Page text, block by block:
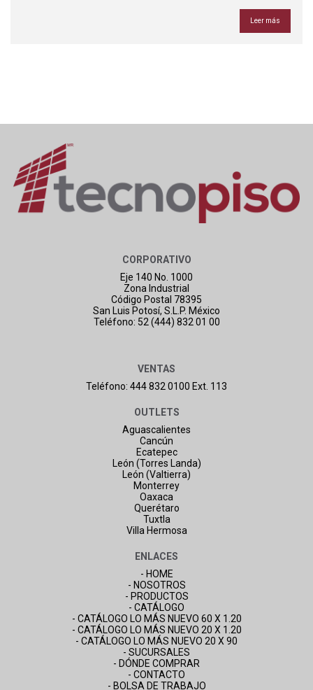
Leer más
CORPORATIVO
Eje 140 No. 1000
Zona Industrial
Código Postal 78395
San Luis Potosí, S.L.P. México
Teléfono: 52 (444) 832 01 00
VENTAS
Teléfono: 444 832 0100 Ext. 113
OUTLETS
Aguascalientes
Cancún
Ecatepec
León (Torres Landa)
León (Valtierra)
Monterrey
Oaxaca
Querétaro
Tuxtla
Villa Hermosa
ENLACES
- HOME
- NOSOTROS
- PRODUCTOS
- CATÁLOGO
- CATÁLOGO LO MÁS NUEVO 60 X 1.20
- CATÁLOGO LO MÁS NUEVO 20 X 1.20
- CATÁLOGO LO MÁS NUEVO 20 X 90
- SUCURSALES
- DÓNDE COMPRAR
- CONTACTO
- BOLSA DE TRABAJO